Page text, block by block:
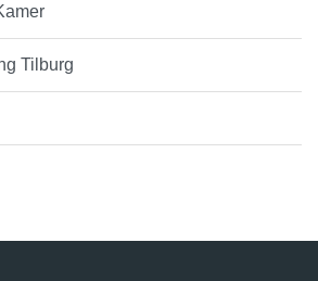
Tilburg